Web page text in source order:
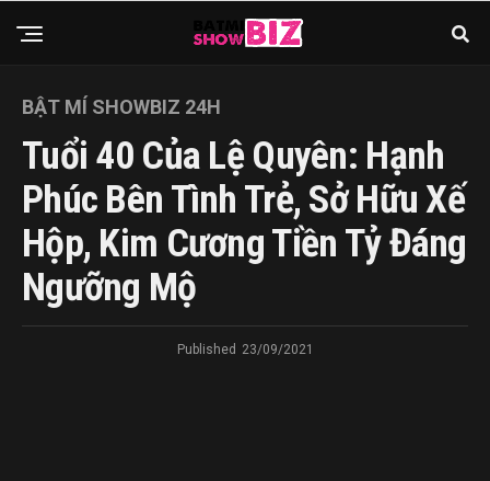
BẬT MÍ SHOWBIZ 24H
Tuổi 40 Của Lệ Quyên: Hạnh
Phúc Bên Tình Trẻ, Sở Hữu Xế
Hộp, Kim Cương Tiền Tỷ Đáng
Ngưỡng Mộ
Published 23/09/2021